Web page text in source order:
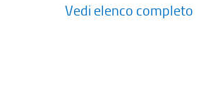
Vedi elenco completo